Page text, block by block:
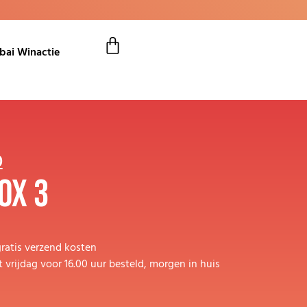
Winactie
3
verzend kosten
voor 16.00 uur besteld, morgen in huis